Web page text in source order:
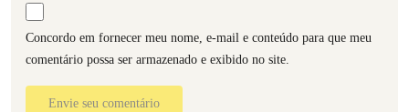
Concordo em fornecer meu nome, e-mail e conteúdo para que meu
comentário possa ser armazenado e exibido no site.
Envie seu comentário